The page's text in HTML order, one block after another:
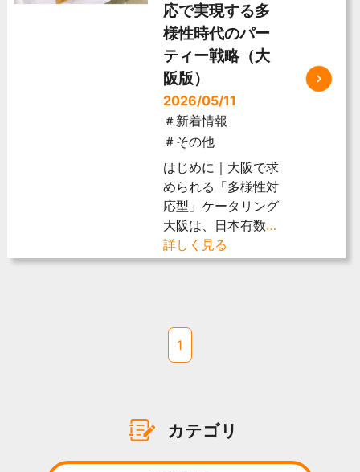
応で実現する多
様性時代のパー
ティー戦略（大
阪版）
2026/05/11
＃新着情報
＃その他
はじめに｜大阪で求
められる「多様性対
応型」ケータリング
大阪は、日本有数…
詳しく見る
1
カテゴリ